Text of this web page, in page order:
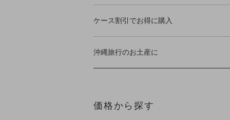
ケース割引でお得に購入
沖縄旅行のお土産に
価格から探す